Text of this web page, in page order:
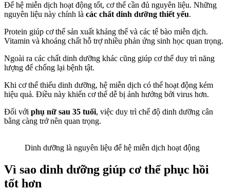
Để hệ miễn dịch hoạt động tốt, cơ thể cần đủ nguyên liệu. Những
nguyên liệu này chính là các chất dinh dưỡng thiết yếu.
Protein giúp cơ thể sản xuất kháng thể và các tế bào miễn dịch.
Vitamin và khoáng chất hỗ trợ nhiều phản ứng sinh học quan trọng.
Ngoài ra các chất dinh dưỡng khác cũng giúp cơ thể duy trì năng
lượng để chống lại bệnh tật.
Khi cơ thể thiếu dinh dưỡng, hệ miễn dịch có thể hoạt động kém
hiệu quả. Điều này khiến cơ thể dễ bị ảnh hưởng bởi virus hơn.
Đối với phụ nữ sau 35 tuổi, việc duy trì chế độ dinh dưỡng cân
bằng càng trở nên quan trọng.
Dinh dưỡng là nguyên liệu để hệ miễn dịch hoạt động
Vì sao dinh dưỡng giúp cơ thể phục hồi
tốt hơn